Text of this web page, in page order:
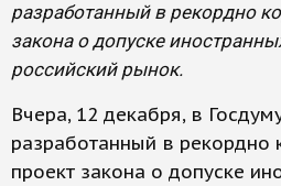
разработанный в рекордно
закона о допуске
российский рынок.
Вчера, 12 декабря, в
разработанный в рекордно
проект закона о допуске